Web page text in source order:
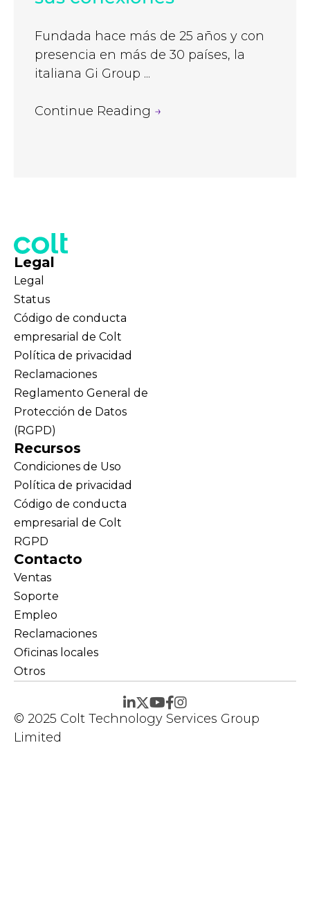
Fundada hace más de 25 años y con
presencia en más de 30 países, la
italiana Gi Group ...
Continue Reading →
Legal
Legal
Status
Código de conducta
empresarial de Colt
Política de privacidad
Reclamaciones
Reglamento General de
Protección de Datos
(RGPD)
Recursos
Condiciones de Uso
Política de privacidad
Código de conducta
empresarial de Colt
RGPD
Contacto
Ventas
Soporte
Empleo
Reclamaciones
Oficinas locales
Otros
© 2025 Colt Technology Services Group
Limited